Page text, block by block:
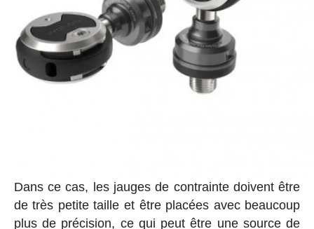
Dans ce cas, les jauges de contrainte doivent être
de très petite taille et être placées avec beaucoup
plus de précision, ce qui peut être une source de